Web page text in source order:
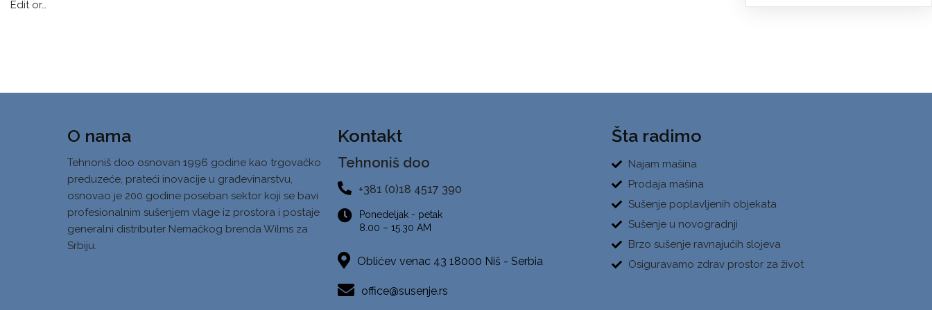
Edit or…
O nama
Tehnoniš doo osnovan 1996 godine kao trgovačko
preduzeće, prateći inovacije u građevinarstvu,
osnovao je 200 godine poseban sektor koji se bavi
profesionalnim sušenjem vlage iz prostora i postaje
generalni distributer Nemačkog brenda Wilms za
Srbiju.
Kontakt
Tehnoniš doo
+381 (0)18 4517 390
Ponedeljak - petak
8.00 – 15.30 AM
Oblićev venac 43 18000 Niš - Serbia
office@susenje.rs
Šta radimo
Najam mašina
Prodaja mašina
Sušenje poplavljenih objekata
Sušenje u novogradnji
Brzo sušenje ravnajućih slojeva
Osiguravamo zdrav prostor za život